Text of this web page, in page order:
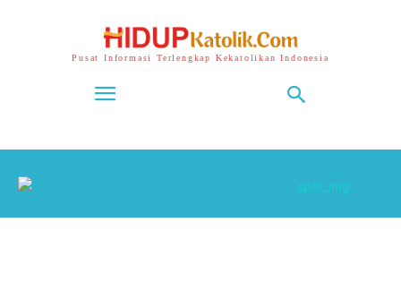
Pusat Informasi Terlengkap Kekatolikan Indonesia